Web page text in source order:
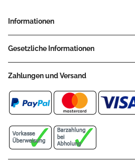
Informationen
Gesetzliche Informationen
Zahlungen und Versand